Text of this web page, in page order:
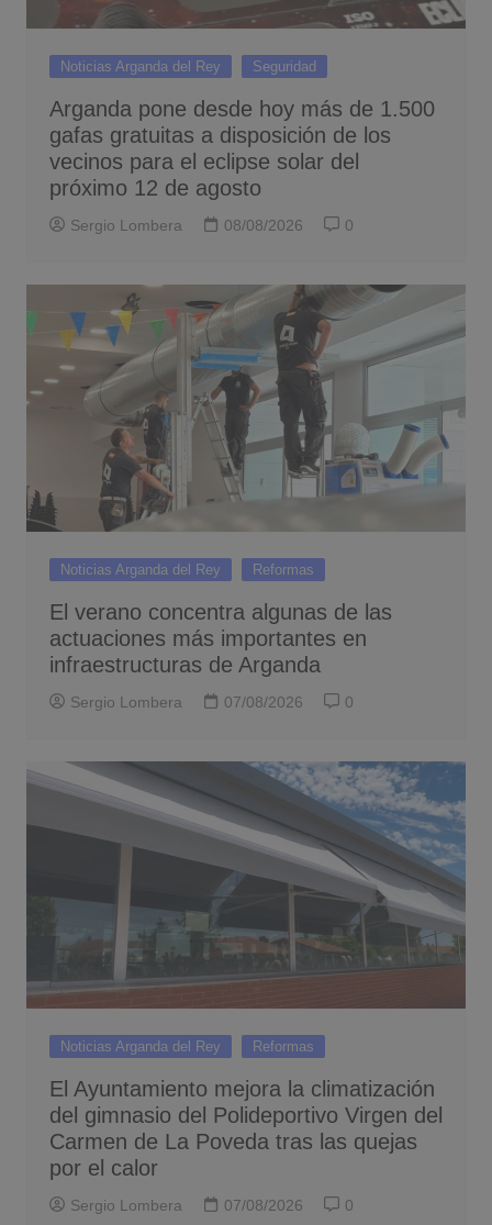
Noticias Arganda del Rey Seguridad
Arganda pone desde hoy más de 1.500
gafas gratuitas a disposición de los
vecinos para el eclipse solar del
próximo 12 de agosto
Sergio Lombera 08/08/2026 0
Noticias Arganda del Rey Reformas
El verano concentra algunas de las
actuaciones más importantes en
infraestructuras de Arganda
Sergio Lombera 07/08/2026 0
Noticias Arganda del Rey Reformas
El Ayuntamiento mejora la climatización
del gimnasio del Polideportivo Virgen del
Carmen de La Poveda tras las quejas
por el calor
Sergio Lombera 07/08/2026 0